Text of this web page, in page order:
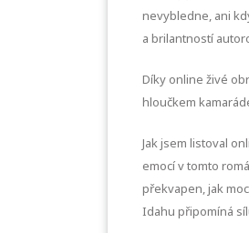
nevybledne, ani
a brilantností
Díky online živé
hloučkem
Jak jsem listoval
emocí v tomto
překvapen, jak
Idahu připomíná